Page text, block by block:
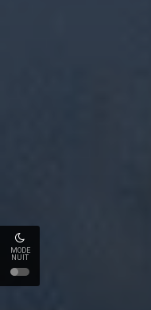
MODE
NUIT